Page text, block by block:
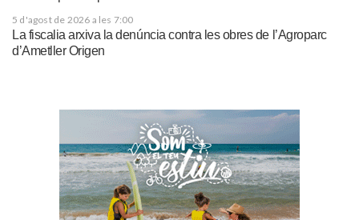
5 d'agost de 2026 a les 7:00
La fiscalia arxiva la denúncia contra les obres de l’Agroparc
d’Ametller Origen